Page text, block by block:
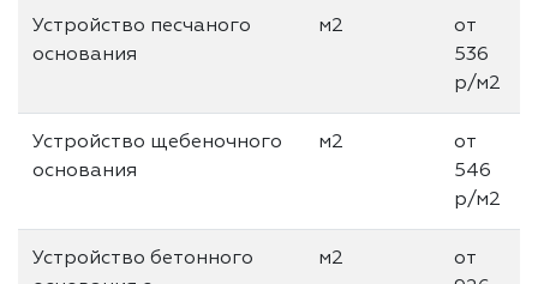
Устройство песчаного
основания
м2
от
536
р/м2
Устройство щебеночного
основания
м2
от
546
р/м2
Устройство бетонного
м2
от